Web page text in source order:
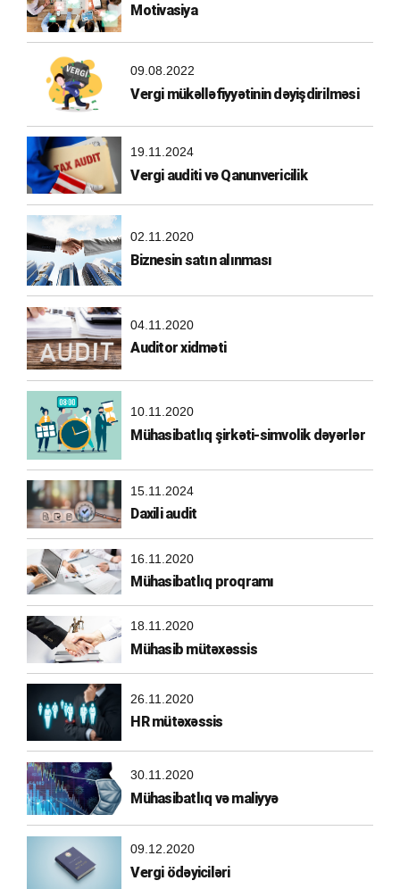
Motivasiya
09.08.2022
Vergi mükəlləfiyyətinin dəyişdirilməsi
19.11.2024
Vergi auditi və Qanunvericilik
02.11.2020
Biznesin satın alınması
04.11.2020
Auditor xidməti
10.11.2020
Mühasibatlıq şirkəti-simvolik dəyərlər
15.11.2024
Daxili audit
16.11.2020
Mühasibatlıq proqramı
18.11.2020
Mühasib mütəxəssis
26.11.2020
HR mütəxəssis
30.11.2020
Mühasibatlıq və maliyyə
09.12.2020
Vergi ödəyiciləri